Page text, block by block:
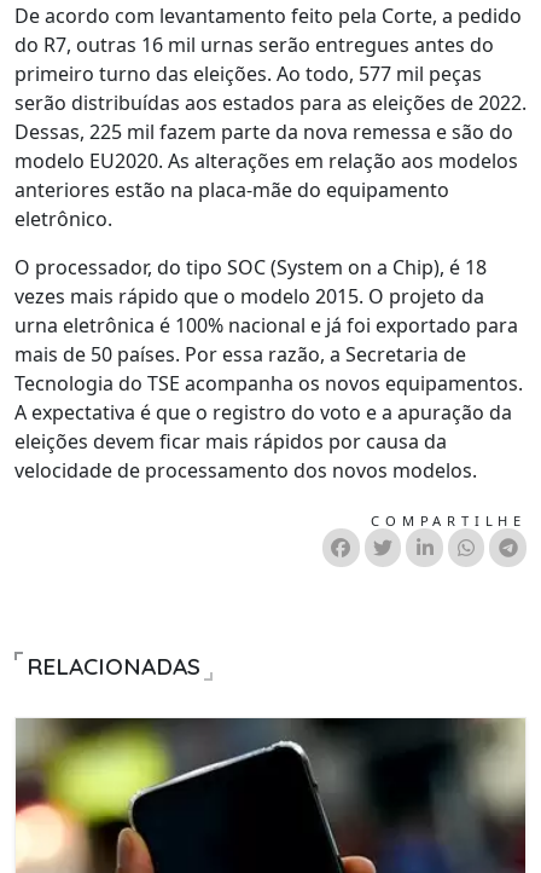
De acordo com levantamento feito pela Corte, a pedido
do R7, outras 16 mil urnas serão entregues antes do
primeiro turno das eleições. Ao todo, 577 mil peças
serão distribuídas aos estados para as eleições de 2022.
Dessas, 225 mil fazem parte da nova remessa e são do
modelo EU2020. As alterações em relação aos modelos
anteriores estão na placa-mãe do equipamento
eletrônico.
O processador, do tipo SOC (System on a Chip), é 18
vezes mais rápido que o modelo 2015. O projeto da
urna eletrônica é 100% nacional e já foi exportado para
mais de 50 países. Por essa razão, a Secretaria de
Tecnologia do TSE acompanha os novos equipamentos.
A expectativa é que o registro do voto e a apuração da
eleições devem ficar mais rápidos por causa da
velocidade de processamento dos novos modelos.
COMPARTILHE
RELACIONADAS